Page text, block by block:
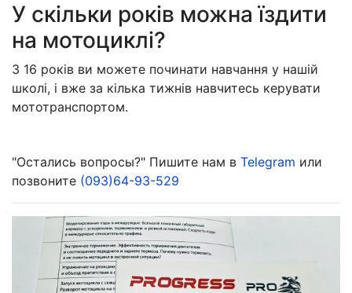
У скільки років можна їздити
на мотоциклі?
З 16 років ви можете починати навчання у нашій
школі, і вже за кілька тижнів навчитесь керувати
мототранспортом.
"Остались вопросы?" Пишите нам в Telegram или
позвоните (093)64-93-529